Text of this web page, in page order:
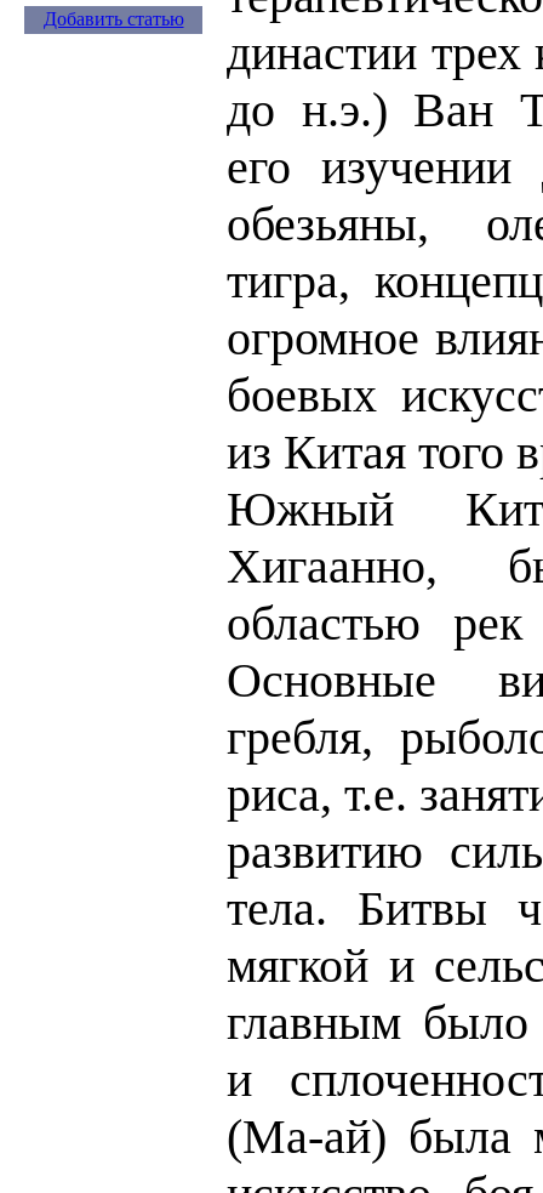
Добавить статью
династии трех
до н.э.) Ван
его изучении
обезьяны,
тигра,
огромное
боевых
из Китая того
Южный
Хигаанно,
областью
Основные
гребля,
риса, т.е.
развитию
тела. Битвы
мягкой и
главным было
и
(Ма-ай) была